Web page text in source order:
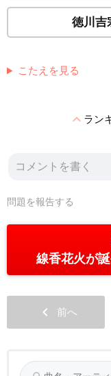
徳川吉
こたえを見る
expand_lessラン
問題を報告する
線香花火が
chevron_left 前へ